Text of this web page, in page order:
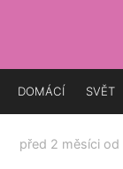
DOMÁCÍ SVĚT
před 2 měsíci od